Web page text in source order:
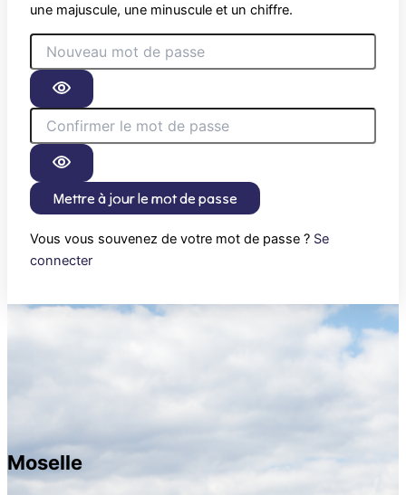
une majuscule, une minuscule et un chiffre.
Mettre à jour le mot de passe
Vous vous souvenez de votre mot de passe ? Se
connecter
Moselle